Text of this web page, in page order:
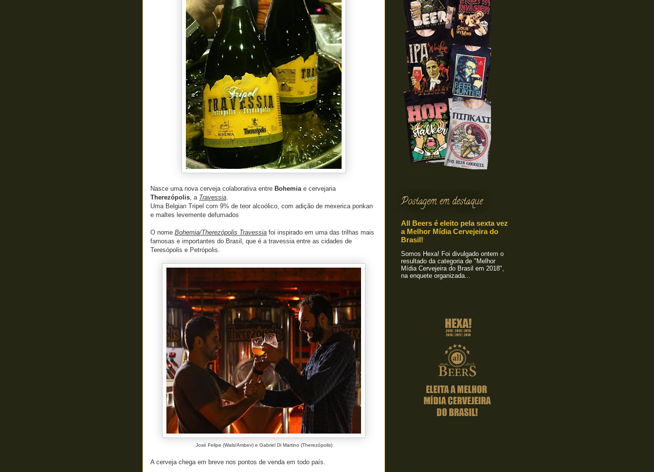
Nasce uma nova cerveja colaborativa entre Bohemiae cervejaria
Therezópolis, a Travessia.
Uma Belgian Tripel com 9% de teor alcoólico, com adição de mexerica ponkan
e maltes levemente defumados
O nome Bohemia/Therezópolis Travessia foi inspirado em uma das trilhas mais
famosas e importantes do Brasil, que é a travessia entre as cidades de
Teresópolis e Petrópolis.
José Felipe (Wals/Ambev) e Gabriel Di Martino (Therezópolis)
A cerveja chega em breve nos pontos de venda em todo país.
Postagem em destaque
All Beers é eleito pela sexta vez
a Melhor Mídia Cervejeira do
Brasil!
Somos Hexa! Foi divulgado ontem o
resultado da categoria de "Melhor
Mídia Cervejeira do Brasil em 2018",
na enquete organizada...